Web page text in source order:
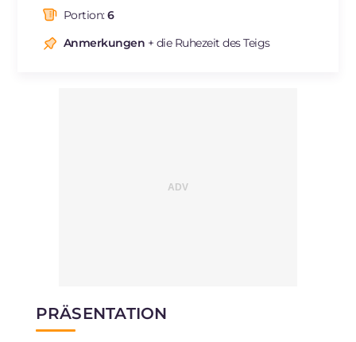
Portion:6
Anmerkungen + die Ruhezeit des Teigs
PRÄSENTATION